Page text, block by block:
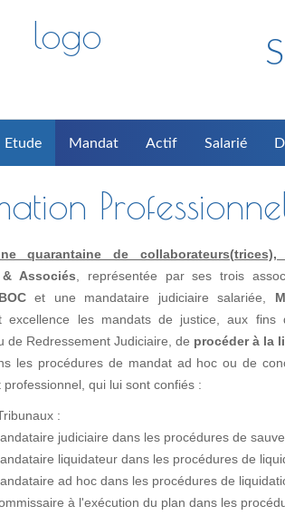
Etude Mandat Actif Salarié
quarantaine de
& Associés , représentée par ses trois
et une mandataire judiciaire salariée,
excellence les mandats de justice, aux fins
de Redressement Judiciaire, de procéder à la
les procédures de mandat ad hoc ou de
professionnel, qui lui sont confiés :
:
judiciaire dans les procédures de
liquidateur dans les procédures de
ad hoc dans les procédures de
à l'exécution du plan dans les